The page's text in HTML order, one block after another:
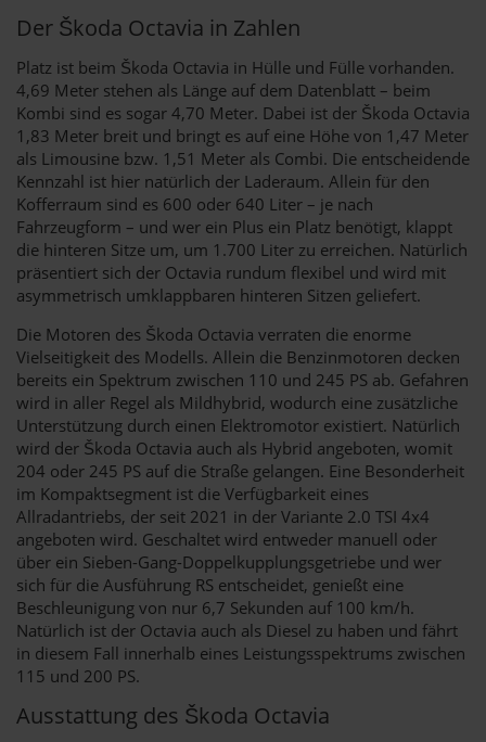
Der Škoda Octavia in Zahlen
Platz ist beim Škoda Octavia in Hülle und Fülle vorhanden.
4,69 Meter stehen als Länge auf dem Datenblatt – beim
Kombi sind es sogar 4,70 Meter. Dabei ist der Škoda Octavia
1,83 Meter breit und bringt es auf eine Höhe von 1,47 Meter
als Limousine bzw. 1,51 Meter als Combi. Die entscheidende
Kennzahl ist hier natürlich der Laderaum. Allein für den
Kofferraum sind es 600 oder 640 Liter – je nach
Fahrzeugform – und wer ein Plus ein Platz benötigt, klappt
die hinteren Sitze um, um 1.700 Liter zu erreichen. Natürlich
präsentiert sich der Octavia rundum flexibel und wird mit
asymmetrisch umklappbaren hinteren Sitzen geliefert.
Die Motoren des Škoda Octavia verraten die enorme
Vielseitigkeit des Modells. Allein die Benzinmotoren decken
bereits ein Spektrum zwischen 110 und 245 PS ab. Gefahren
wird in aller Regel als Mildhybrid, wodurch eine zusätzliche
Unterstützung durch einen Elektromotor existiert. Natürlich
wird der Škoda Octavia auch als Hybrid angeboten, womit
204 oder 245 PS auf die Straße gelangen. Eine Besonderheit
im Kompaktsegment ist die Verfügbarkeit eines
Allradantriebs, der seit 2021 in der Variante 2.0 TSI 4x4
angeboten wird. Geschaltet wird entweder manuell oder
über ein Sieben-Gang-Doppelkupplungsgetriebe und wer
sich für die Ausführung RS entscheidet, genießt eine
Beschleunigung von nur 6,7 Sekunden auf 100 km/h.
Natürlich ist der Octavia auch als Diesel zu haben und fährt
in diesem Fall innerhalb eines Leistungsspektrums zwischen
115 und 200 PS.
Ausstattung des Škoda Octavia